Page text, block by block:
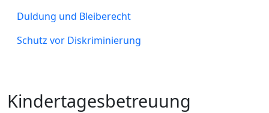
Duldung und Bleiberecht
Schutz vor Diskriminierung
Kindertagesbetreuung